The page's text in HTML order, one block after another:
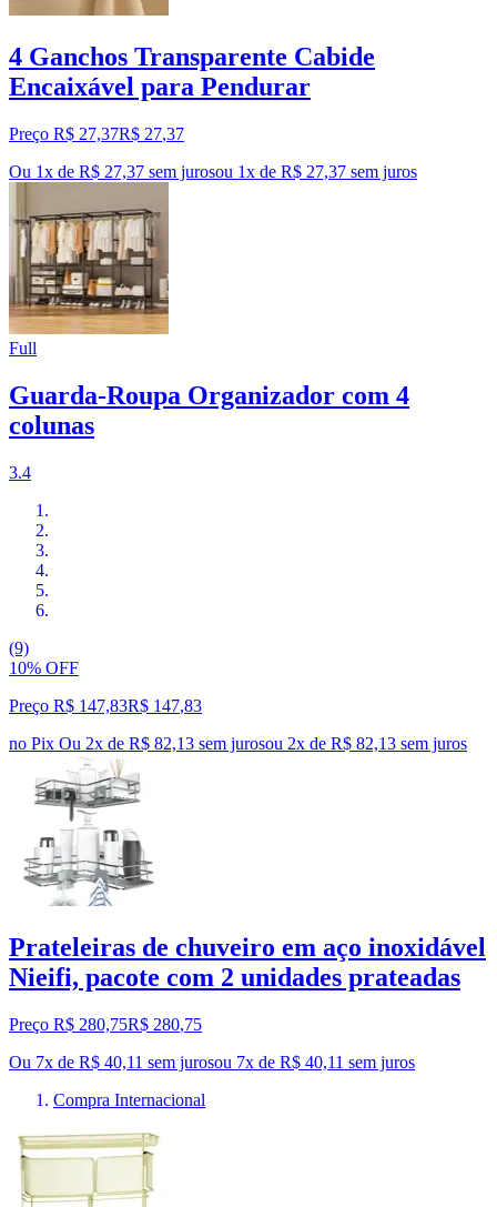
4 Ganchos Transparente Cabide
Encaixável para Pendurar
Preço R$ 27,37R$ 27,37
Ou 1x de R$ 27,37 sem jurosou 1x de R$ 27,37 sem juros
Full
Guarda-Roupa Organizador com 4
colunas
3.4
(9)
10% OFF
Preço R$ 147,83R$ 147,83
no Pix Ou 2x de R$ 82,13 sem jurosou 2x de R$ 82,13 sem juros
Prateleiras de chuveiro em aço inoxidável
Nieifi, pacote com 2 unidades prateadas
Preço R$ 280,75R$ 280,75
Ou 7x de R$ 40,11 sem jurosou 7x de R$ 40,11 sem juros
Compra Internacional